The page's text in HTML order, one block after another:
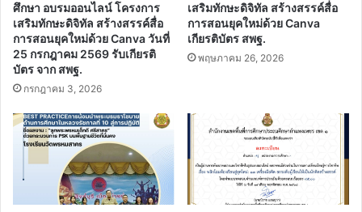
ศึกษา อบรมออนไลน์ โครงการ
เสริมทักษะดิจิทัล สร้างสรรค์สื่อ
การสอนยุคใหม่ด้วย Canva วันที่
25 กรกฎาคม 2569 รับเกียรติ
บัตร จาก สพฐ.
กรกฎาคม 3, 2026
เสริมทักษะดิจิทัล สร้างสรรค์สื่อ
การสอนยุคใหม่ด้วย Canva
เกียรติบัตร สพฐ.
พฤษภาคม 26, 2026